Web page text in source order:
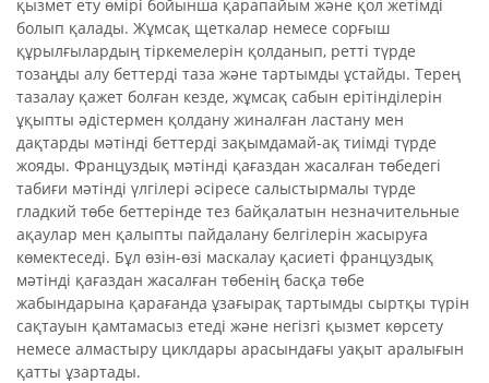
қызмет ету өмірі бойынша қарапайым және қол жетімді
болып қалады. Жұмсақ щеткалар немесе сорғыш
құрылғылардың тіркемелерін қолданып, ретті түрде
тозаңды алу беттерді таза және тартымды ұстайды. Терең
тазалау қажет болған кезде, жұмсақ сабын ерітінділерін
ұқыпты әдістермен қолдану жиналған ластану мен
дақтарды мәтінді беттерді зақымдамай-ақ тиімді түрде
жояды. Француздық мәтінді қағаздан жасалған төбедегі
табиғи мәтінді үлгілері әсіресе салыстырмалы түрде
гладкий төбе беттерінде тез байқалатын незначительные
ақаулар мен қалыпты пайдалану белгілерін жасыруға
көмектеседі. Бұл өзін-өзі маскалау қасиеті француздық
мәтінді қағаздан жасалған төбенің басқа төбе
жабындарына қарағанда ұзағырақ тартымды сыртқы түрін
сақтауын қамтамасыз етеді және негізгі қызмет көрсету
немесе алмастыру циклдары арасындағы уақыт аралығын
қатты ұзартады.